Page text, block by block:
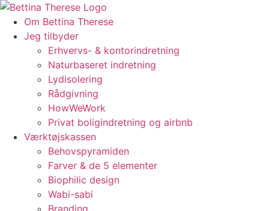
Videre
indhold
Om Bettina Therese
Jeg tilbyder
Erhvervs- & kontorindretning
Naturbaseret indretning
Lydisolering
Rådgivning
HowWeWork
Privat boligindretning og airbnb
Værktøjskassen
Behovspyramiden
Farver & de 5 elementer
Biophilic design
Wabi-sabi
Branding